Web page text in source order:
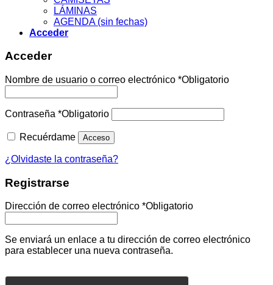
LÁMINAS
AGENDA (sin fechas)
Acceder
Acceder
Nombre de usuario o correo electrónico *Obligatorio
Contraseña *Obligatorio
Recuérdame Acceso
¿Olvidaste la contraseña?
Registrarse
Dirección de correo electrónico *Obligatorio
Se enviará un enlace a tu dirección de correo electrónico
para establecer una nueva contraseña.